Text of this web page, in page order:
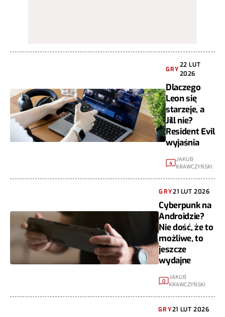
GRY
22 LUT
2026
Dlaczego
Leon się
starzeje, a
Jill nie?
Resident Evil
wyjaśnia
4 JAKUB
KRAWCZYŃSKI
GRY21 LUT 2026
Cyberpunk na
Androidzie?
Nie dość, że to
możliwe, to
jeszcze
wydajne
0 JAKUB
KRAWCZYŃSKI
GRY21 LUT 2026